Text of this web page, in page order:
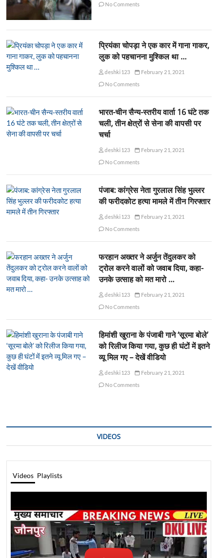
No Comments
प्रियंका चोपड़ा ने एक कार में गाना गाकर,
लुक को पहचानना मुश्किल था …
deshki123
February 21, 2021
No Comments
भारत-चीन सैन्य-स्तरीय वार्ता 16 घंटे तक
चली, तीन क्षेत्रों से सेना की वापसी पर
चर्चा
deshki123
February 21, 2021
No Comments
पंजाब: कांग्रेस नेता गुरलाल सिंह भुल्लर
की फरीदकोट हत्या मामले में तीन गिरफ्तार
deshki123
February 21, 2021
No Comments
फरहान अख्तर ने अर्जुन तेंदुलकर को
ट्रोल करने वालों को जवाब दिया, कहा-
उनके उत्साह को मत मारो …
deshki123
February 21, 2021
No Comments
हिमांशी खुराना के पंजाबी गाने ‘सूरमा बोले’
को रिलीज किया गया, कुछ ही घंटों में इतने
व्यू मिल गए – देखें वीडियो
deshki123
February 21, 2021
No Comments
VIDEOS
Videos Playlists